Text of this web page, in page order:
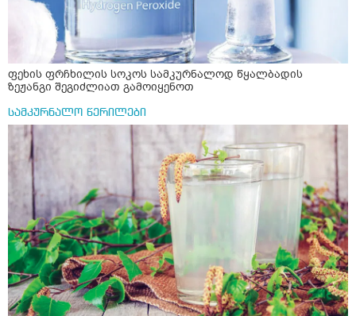
ფეხის ფრჩხილის სოკოს სამკურნალოდ წყალბადის
ზეჟანგი შეგიძლიათ გამოიყენოთ
სამკურნალო წერილები